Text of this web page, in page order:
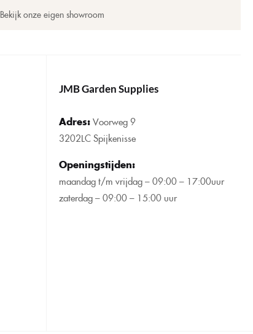
Bekijk onze eigen showroom
JMB Garden Supplies
Adres:Voorweg 9
3202LC Spijkenisse
Openingstijden:
maandag t/m vrijdag – 09:00 – 17:00uur
zaterdag – 09:00 – 15:00 uur